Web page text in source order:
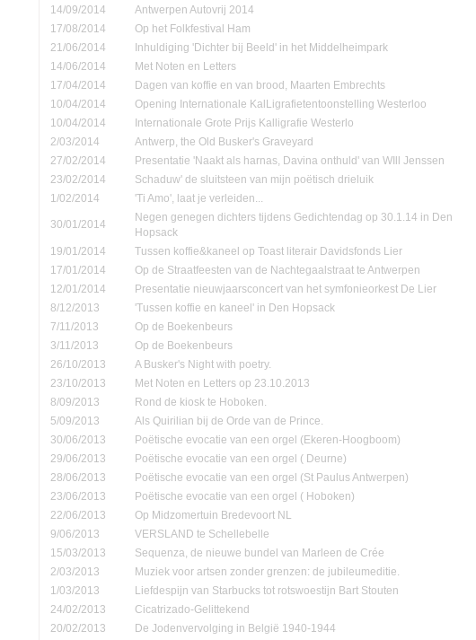
14/09/2014
Antwerpen Autovrij 2014
17/08/2014
Op het Folkfestival Ham
21/06/2014
Inhuldiging 'Dichter bij Beeld' in het Middelheimpark
14/06/2014
Met Noten en Letters
17/04/2014
Dagen van koffie en van brood, Maarten Embrechts
10/04/2014
Opening Internationale KalLigrafietentoonstelling Westerloo
10/04/2014
Internationale Grote Prijs Kalligrafie Westerlo
2/03/2014
Antwerp, the Old Busker's Graveyard
27/02/2014
Presentatie 'Naakt als harnas, Davina onthuld' van WIll Jenssen
23/02/2014
Schaduw' de sluitsteen van mijn poëtisch drieluik
1/02/2014
'Ti Amo', laat je verleiden...
30/01/2014
Negen genegen dichters tijdens Gedichtendag op 30.1.14 in Den
Hopsack
19/01/2014
Tussen koffie&kaneel op Toast literair Davidsfonds Lier
17/01/2014
Op de Straatfeesten van de Nachtegaalstraat te Antwerpen
12/01/2014
Presentatie nieuwjaarsconcert van het symfonieorkest De Lier
8/12/2013
'Tussen koffie en kaneel' in Den Hopsack
7/11/2013
Op de Boekenbeurs
3/11/2013
Op de Boekenbeurs
26/10/2013
A Busker's Night with poetry.
23/10/2013
Met Noten en Letters op 23.10.2013
8/09/2013
Rond de kiosk te Hoboken.
5/09/2013
Als Quirilian bij de Orde van de Prince.
30/06/2013
Poëtische evocatie van een orgel (Ekeren-Hoogboom)
29/06/2013
Poëtische evocatie van een orgel ( Deurne)
28/06/2013
Poëtische evocatie van een orgel (St Paulus Antwerpen)
23/06/2013
Poëtische evocatie van een orgel ( Hoboken)
22/06/2013
Op Midzomertuin Bredevoort NL
9/06/2013
VERSLAND te Schellebelle
15/03/2013
Sequenza, de nieuwe bundel van Marleen de Crée
2/03/2013
Muziek voor artsen zonder grenzen: de jubileumeditie.
1/03/2013
Liefdespijn van Starbucks tot rotswoestijn Bart Stouten
24/02/2013
Cicatrizado-Gelittekend
20/02/2013
De Jodenvervolging in België 1940-1944